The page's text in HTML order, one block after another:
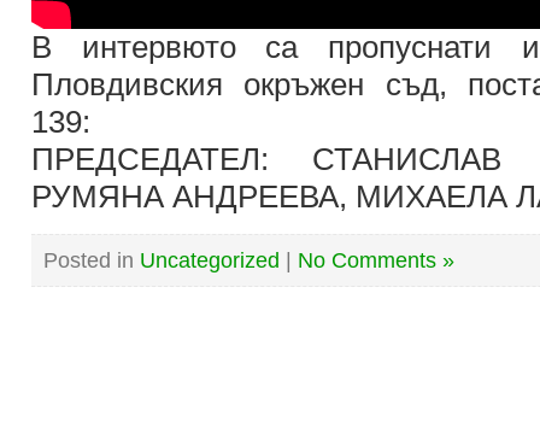
В интервюто са пропуснати
Пловдивския окръжен съд,
139:
ПРЕДСЕДАТЕЛ: СТАНИСЛАВ
РУМЯНА АНДРЕЕВА, МИХАЕЛА
Posted in Uncategorized | No Comments »